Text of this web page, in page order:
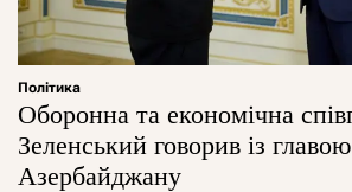
Політика
Оборонна та економічна
Зеленський говорив із
Азербайджану